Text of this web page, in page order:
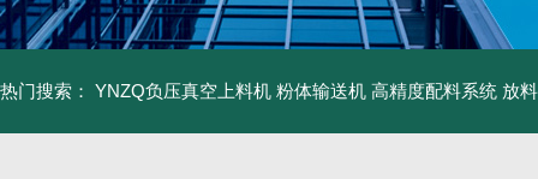
热门搜索： YNZQ负压真空上料机 粉体输送机 高精度配料系统 放